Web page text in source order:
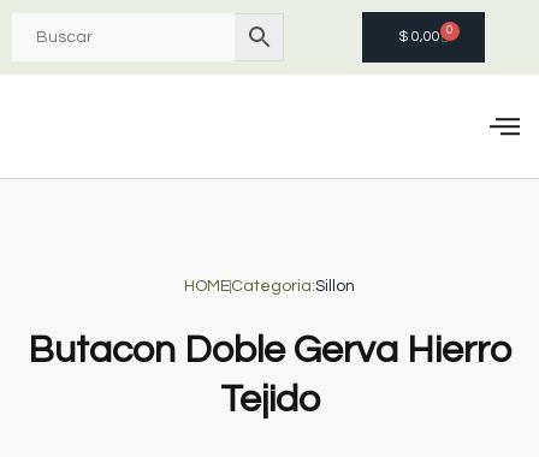
$ 0,00 0
HOMECategoria:Sillon
Butacon Doble Gerva Hierro
Tejido